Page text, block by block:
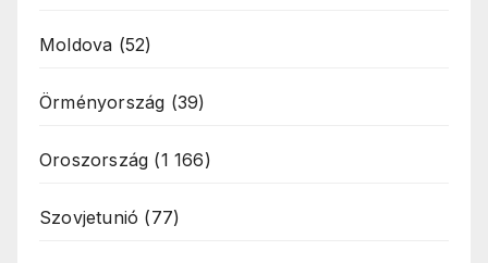
Moldova (52)
Örményország (39)
Oroszország (1 166)
Szovjetunió (77)